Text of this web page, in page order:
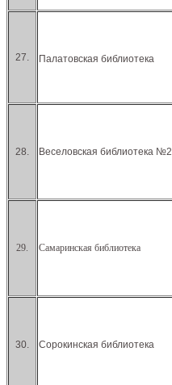
27. Палатовская библиотека
28. Веселовская библиотека №2
29. Самаринская библиотека
30. Сорокинская библиотека